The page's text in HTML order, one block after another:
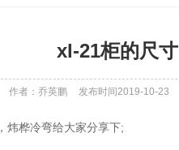
xl-21柜的尺寸
作者：乔英鹏 发布时间2019-10-23
，炜桦冷弯给大家分享下;